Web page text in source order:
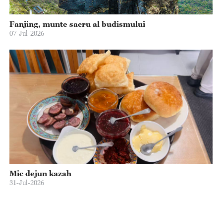
Fanjing, munte sacru al budismului
07-Jul-2026
Mic dejun kazah
31-Jul-2026